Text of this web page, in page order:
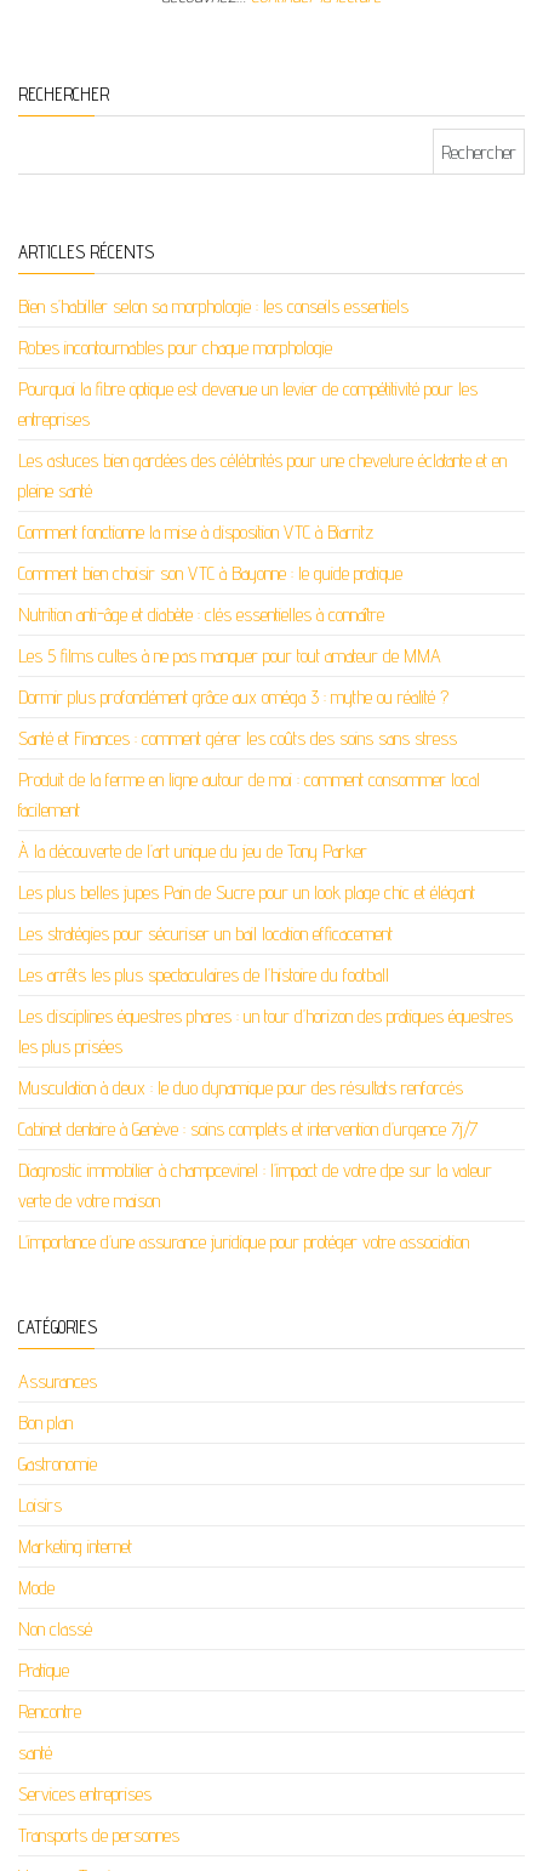
RECHERCHER
ARTICLES RÉCENTS
Bien s’habiller selon sa morphologie : les conseils essentiels
Robes incontournables pour chaque morphologie
Pourquoi la fibre optique est devenue un levier de compétitivité pour les
entreprises
Les astuces bien gardées des célébrités pour une chevelure éclatante et en
pleine santé
Comment fonctionne la mise à disposition VTC à Biarritz
Comment bien choisir son VTC à Bayonne : le guide pratique
Nutrition anti-âge et diabète : clés essentielles à connaître
Les 5 films cultes à ne pas manquer pour tout amateur de MMA
Dormir plus profondément grâce aux oméga 3 : mythe ou réalité ?
Santé et Finances : comment gérer les coûts des soins sans stress
Produit de la ferme en ligne autour de moi : comment consommer local
facilement
À la découverte de l’art unique du jeu de Tony Parker
Les plus belles jupes Pain de Sucre pour un look plage chic et élégant
Les stratégies pour sécuriser un bail location efficacement
Les arrêts les plus spectaculaires de l’histoire du football
Les disciplines équestres phares : un tour d’horizon des pratiques équestres
les plus prisées
Musculation à deux : le duo dynamique pour des résultats renforcés
Cabinet dentaire à Genève : soins complets et intervention d’urgence 7j/7
Diagnostic immobilier à champcevinel : l’impact de votre dpe sur la valeur
verte de votre maison
L’importance d’une assurance juridique pour protéger votre association
CATÉGORIES
Assurances
Bon plan
Gastronomie
Loisirs
Marketing internet
Mode
Non classé
Pratique
Rencontre
santé
Services entreprises
Transports de personnes